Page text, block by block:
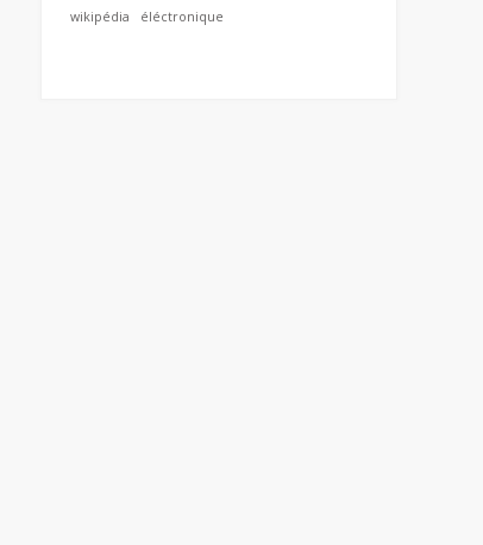
wikipédia
éléctronique